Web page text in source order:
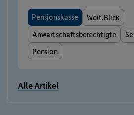
Pensionskasse
Weit.Blick
Anwartschaftsberechtigte
Pension
Alle Artikel